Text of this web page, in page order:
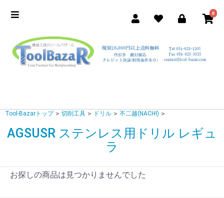
0
Tool-Bazarトップ ＞ 切削工具 ＞ ドリル ＞ 不二越(NACHI) ＞
AGSUSR ステンレス用ドリル レギュ
ラ
お探しの商品は見つかりませんでした